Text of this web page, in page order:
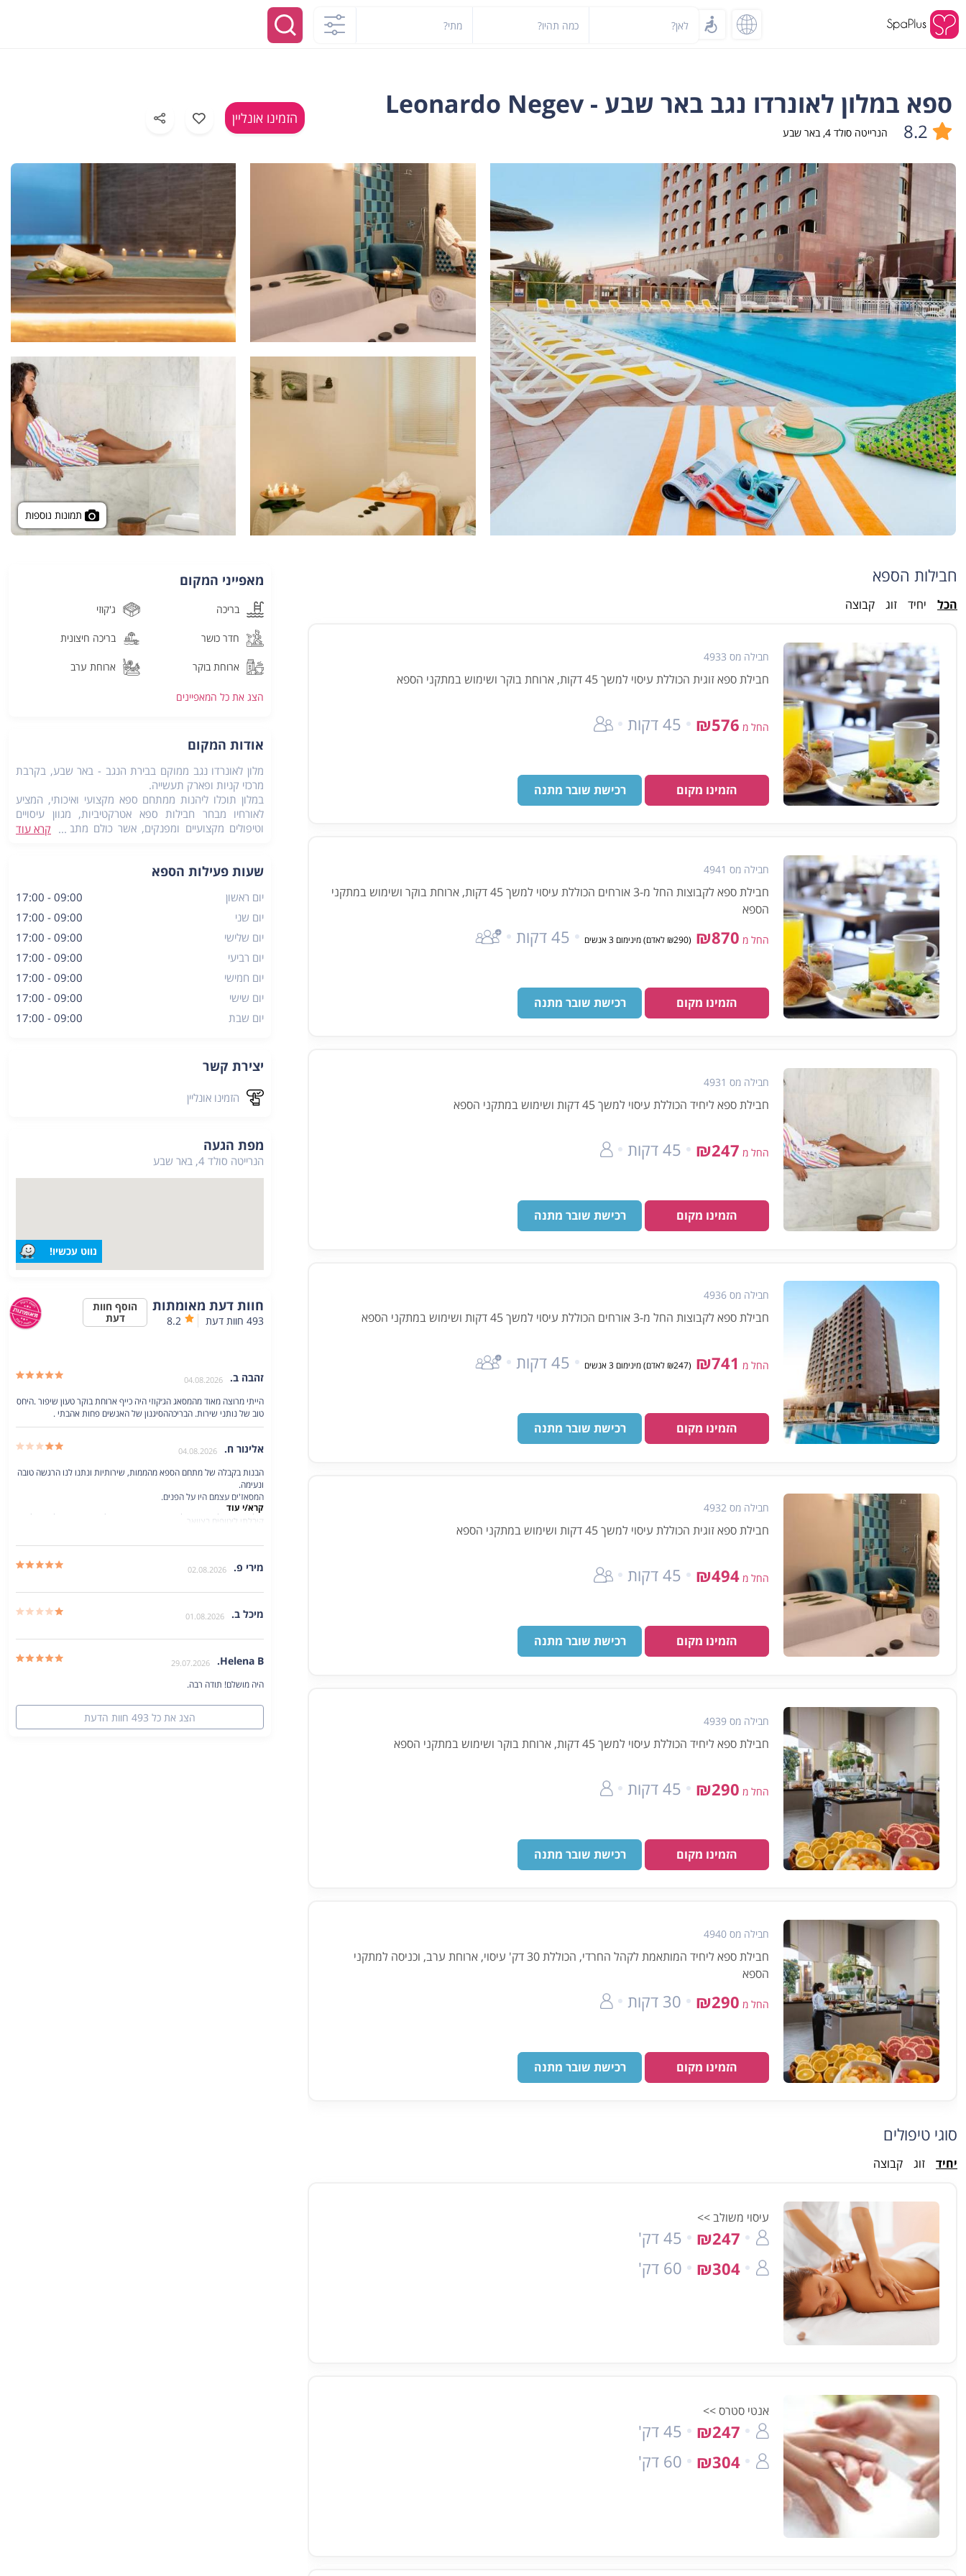
לאן? כמה תהיו? מתי?
ספא במלון לאונרדו נגב באר שבע - Leonardo Negev
הנרייטה סולד 4 ,באר שבע
הזמינו אונליין
תמונות נוספות
חבילות הספא
הכל יחיד זוג קבוצה
חבילה מס 4933
חבילת ספא זוגית הכוללת עיסוי למשך 45 דקות, ארוחת בוקר ושימוש במתקני הספא
החל מ ₪576 45 דקות
הזמינו מקום רכישת שובר מתנה
חבילה מס 4941
חבילת ספא לקבוצות החל מ-3 אורחים הכוללת עיסוי למשך 45 דקות, ארוחת בוקר ושימוש במתקני
הספא
החל מ ₪870 (₪290 לאדם) מינימום 3 אנשים 45 דקות
הזמינו מקום רכישת שובר מתנה
חבילה מס 4931
חבילת ספא ליחיד הכוללת עיסוי למשך 45 דקות ושימוש במתקני הספא
החל מ ₪247 45 דקות
הזמינו מקום רכישת שובר מתנה
חבילה מס 4936
חבילת ספא לקבוצות החל מ-3 אורחים הכוללת עיסוי למשך 45 דקות ושימוש במתקני הספא
החל מ ₪741 (₪247 לאדם) מינימום 3 אנשים 45 דקות
הזמינו מקום רכישת שובר מתנה
חבילה מס 4932
חבילת ספא זוגית הכוללת עיסוי למשך 45 דקות ושימוש במתקני הספא
החל מ ₪494 45 דקות
הזמינו מקום רכישת שובר מתנה
חבילה מס 4939
חבילת ספא ליחיד הכוללת עיסוי למשך 45 דקות, ארוחת בוקר ושימוש במתקני הספא
החל מ ₪290 45 דקות
הזמינו מקום רכישת שובר מתנה
חבילה מס 4940
חבילת ספא ליחיד המותאמת לקהל החרדי, הכוללת 30 דק' עיסוי, ארוחת ערב, וכניסה למתקני
הספא
החל מ ₪290 30 דקות
הזמינו מקום רכישת שובר מתנה
סוגי טיפולים
יחיד זוג קבוצה
עיסוי משולב >>
₪247
45 דק'
₪304
60 דק'
אנטי סטרס >>
₪247
45 דק'
₪304
60 דק'
מאפייני המקום
בריכה ג'קוזי
חדר כושר בריכה חיצונית
ארוחת בוקר ארוחת ערב
הצג את כל המאפיינים
אודות המקום
מלון לאונרדו נגב ממוקם בבירת הנגב - באר שבע, בקרבת
מרכזי קניות ופארק תעשייה.
במלון תוכלו ליהנות ממתחם ספא מקצועי ואיכותי, המציע
לאורחיו מבחר חבילות ספא אטרקטיביות, מגוון עיסויים
וטיפולים מקצועיים ומפנקים, אשר כולם מתבצעים על ידי
כמו כן, במתחם הספא ישנם מתקני ספא: בריכה
ספא לאונרדו נגב בבאר שבע יעניק לכם חווית ספא מפנקת
במיוחד ובלתי נשכחת.
קרא עוד
שעות פעילות הספא
יום ראשון
09:00 - 17:00
יום שני
09:00 - 17:00
יום שלישי
09:00 - 17:00
יום רביעי
09:00 - 17:00
יום חמישי
09:00 - 17:00
יום שישי
09:00 - 17:00
יום שבת
09:00 - 17:00
יצירת קשר
הזמינו אונליין
מפת הגעה
הנרייטה סולד 4, באר שבע
נווט עכשיו!
חוות דעת מאומתות
493 חוות דעת 8.2
הוסף חוות
דעת
זהבה ב. 04.08.2026
הייתי מרוצה מאוד מהמסאג הג׳קוזי היה כייף ארוחת בוקר טעון שיפור .היחס
טוב של נותני שירות. הבריכההסיגנון של האנשים פחות אהבתי .
אלינור ח. 04.08.2026
הבנות בקבלה של מתחם הספא מהממות, שירותיות ונתנו לנו הרגשה טובה
ונעימה.
המסאז'ים עצמם היו על הפנים.
ביקשתי רפלקסולוגיה - קיבלתי ליטופים עד הברך וכדי להעביר קצת זמן
קיבלתי ליטופים בצוואר.
בקיצור לא להיט.
הזמנו פלטת פירות - המראה שלה היה מהמם והפירות היו טריים וטעימים.
קרא/י עוד
מירי פ. 02.08.2026
מיכל ב. 01.08.2026
Helena B.
29.07.2026
היה מושלם! תודה רבה.
הצג את כל 493 חוות הדעת